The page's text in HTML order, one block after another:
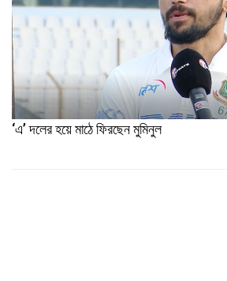
‘এ’ দলের হয়ে মাঠে ফিরছেন মুমিনুল